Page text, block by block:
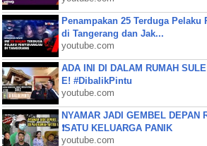
Penampakan 25 Terduga Pelaku
di Tangerang dan Jak...
youtube.com
ADA INI DI DALAM RUMAH
E! #DibalikPintu
youtube.com
NYAMAR JADI GEMBEL DEPAN
❗SATU KELUARGA PANIK
youtube.com